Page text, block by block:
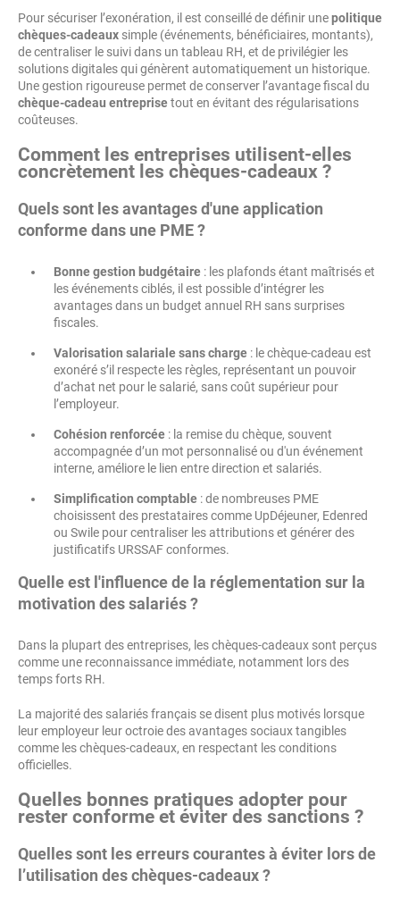
Pour sécuriser l’exonération, il est conseillé de définir unepolitique
chèques-cadeaux simple (événements, bénéficiaires, montants),
de centraliser le suivi dans un tableau RH, et de privilégier les
solutions digitales qui génèrent automatiquement un historique.
Une gestion rigoureuse permet de conserver l’avantage fiscal du
chèque-cadeau entreprisetout en évitant des régularisations
coûteuses.
Comment les entreprises utilisent-elles
concrètement les chèques-cadeaux ?
Quels sont les avantages d'une application
conforme dans une PME ?
Bonne gestion budgétaire : les plafonds étant maîtrisés et
les événements ciblés, il est possible d’intégrer les
avantages dans un budget annuel RH sans surprises
fiscales.
Valorisation salariale sans charge : le chèque-cadeau est
exonéré s’il respecte les règles, représentant un pouvoir
d’achat net pour le salarié, sans coût supérieur pour
l’employeur.
Cohésion renforcée : la remise du chèque, souvent
accompagnée d’un mot personnalisé ou d'un événement
interne, améliore le lien entre direction et salariés.
Simplification comptable : de nombreuses PME
choisissent des prestataires comme UpDéjeuner, Edenred
ou Swile pour centraliser les attributions et générer des
justificatifs URSSAF conformes.
Quelle est l'influence de la réglementation sur la
motivation des salariés ?
Dans la plupart des entreprises, les chèques-cadeaux sont perçus
comme une reconnaissance immédiate, notamment lors des
temps forts RH.
La majorité des salariés français se disent plus motivés lorsque
leur employeur leur octroie des avantages sociaux tangibles
comme les chèques-cadeaux, en respectant les conditions
officielles.
Quelles bonnes pratiques adopter pour
rester conforme et éviter des sanctions ?
Quelles sont les erreurs courantes à éviter lors de
l’utilisation des chèques-cadeaux ?